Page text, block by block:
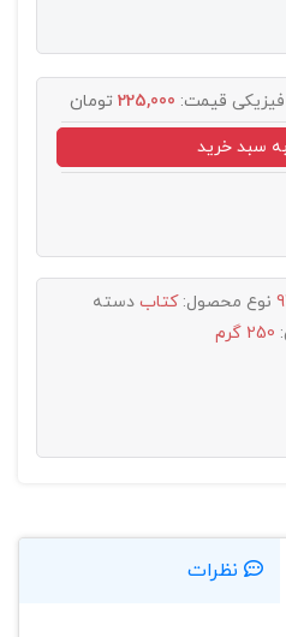
قیمت: 225,000 تومان
سبد خرید
نوع محصول:کتاب دسته
250 گرم
نظرات